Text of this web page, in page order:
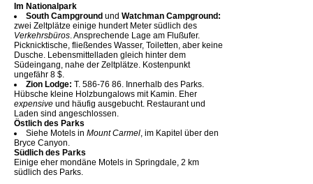
Im Nationalpark
South Campground und Watchman Campground:
zwei Zeltplätze einige hundert Meter südlich des
Verkehrsbüros . Ansprechende Lage am Flußufer.
Picknicktische, fließendes Wasser, Toiletten, aber keine
Dusche. Lebensmittelladen gleich hinter dem
Südeingang, nahe der Zeltplätze. Kostenpunkt
ungefähr 8 $.
Zion Lodge: T. 586-76 86. Innerhalb des Parks.
Hübsche kleine Holzbungalows mit Kamin. Eher
expensive und häufig ausgebucht. Restaurant und
Laden sind angeschlossen.
Östlich des Parks
Siehe Motels in Mount Carmel , im Kapitel über den
Bryce Canyon.
Südlich des Parks
Einige eher mondäne Motels in Springdale, 2 km
südlich des Parks.